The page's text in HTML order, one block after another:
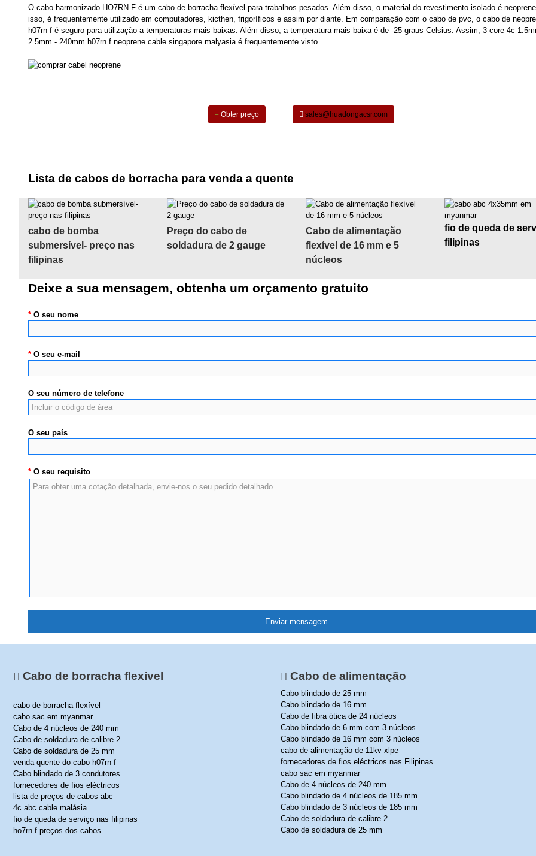
O cabo harmonizado HO7RN-F é um cabo de borracha flexível para trabalhos pesados. Além disso, o material do revestimento isolado é
isso, é frequentemente utilizado em computadores, kicthen, frigoríficos e assim por diante. Em comparação com o cabo de pvc, o cabo de
h07rn f é seguro para utilização a temperaturas mais baixas. Além disso, a temperatura mais baixa é de -25 graus Celsius. Assim, 3 core 4c
2.5mm - 240mm h07rn f neoprene cable singapore malyasia é frequentemente visto.
Obter preço sales@huadongacsr.com
Lista de cabos de borracha para venda a quente
cabo de bomba
submersível- preço nas
filipinas
Preço do cabo de
soldadura de 2 gauge
Cabo de alimentação
flexível de 16 mm e 5
núcleos
fio de queda de
filipinas
Deixe a sua mensagem, obtenha um orçamento gratuito
* O seu nome
* O seu e-mail
O seu número de telefone
O seu país
* O seu requisito
t
n
a
t
i
v
e
:
Cabo de borracha flexível
cabo de borracha flexível
cabo sac em myanmar
Cabo de 4 núcleos de 240 mm
Cabo de soldadura de calibre 2
Cabo de soldadura de 25 mm
venda quente do cabo h07rn f
Cabo blindado de 3 condutores
fornecedores de fios eléctricos
lista de preços de cabos abc
4c abc cable malásia
fio de queda de serviço nas filipinas
ho7rn f preços dos cabos
Cabo de alimentação
Cabo blindado de 25 mm
Cabo blindado de 16 mm
Cabo de fibra ótica de 24 núcleos
Cabo blindado de 6 mm com 3 núcleos
Cabo blindado de 16 mm com 3 núcleos
cabo de alimentação de 11kv xlpe
fornecedores de fios eléctricos nas Filipinas
cabo sac em myanmar
Cabo de 4 núcleos de 240 mm
Cabo blindado de 4 núcleos de 185 mm
Cabo blindado de 3 núcleos de 185 mm
Cabo de soldadura de calibre 2
Cabo de soldadura de 25 mm